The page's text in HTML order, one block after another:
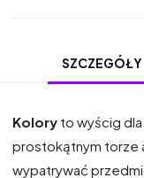
SZCZEGÓŁY
Kolory to wyścig
prostokątnym torze
wypatrywać